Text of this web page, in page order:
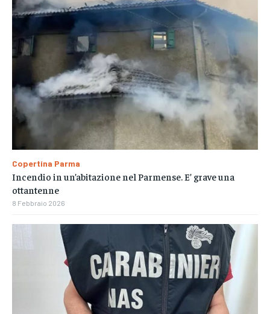
Copertina Parma
Incendio in un’abitazione nel Parmense. E’ grave una
ottantenne
8 Febbraio 2026